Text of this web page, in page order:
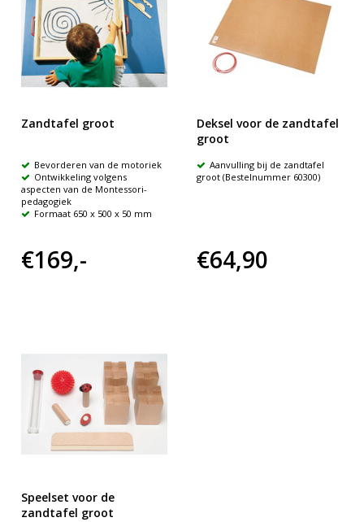
Zandtafel groot
Bevorderen van de motoriek
Ontwikkeling volgens
aspecten van de Montessori-
pedagogiek
Formaat 650 x 500 x 50 mm
€169,-
Deksel voor de zandtafel
groot
Aanvulling bij de zandtafel
groot (Bestelnummer 60300)
€64,90
Speelset voor de
zandtafel groot